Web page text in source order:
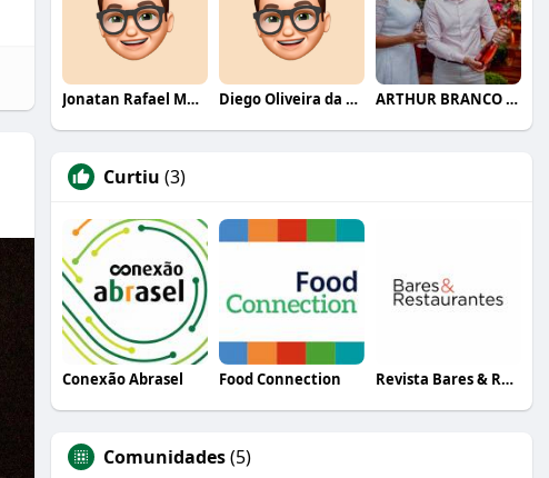
Jonatan Rafael Mello Diego Oliveira da Motta ARTHUR BRANCO FERNANDES
Curtiu (3)
Conexão Abrasel Food Connection Revista Bares & Restaurantes
Comunidades(5)